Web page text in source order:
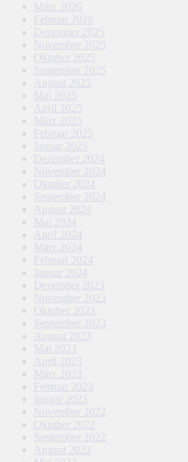
März 2026
Februar 2026
Dezember 2025
November 2025
Oktober 2025
September 2025
August 2025
Mai 2025
April 2025
März 2025
Februar 2025
Januar 2025
Dezember 2024
November 2024
Oktober 2024
September 2024
August 2024
Mai 2024
April 2024
März 2024
Februar 2024
Januar 2024
Dezember 2023
November 2023
Oktober 2023
September 2023
August 2023
Mai 2023
April 2023
März 2023
Februar 2023
Januar 2023
November 2022
Oktober 2022
September 2022
August 2022